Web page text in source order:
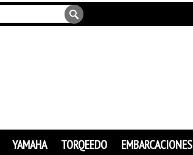
YAMAHA TORQEEDO EMBARCACIONES